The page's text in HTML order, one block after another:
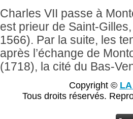
Charles VII passe à
est prieur de Saint-
1566). Par la suite, les
après l’échange de
(1718), la cité du Bas-
Copyright ©
Tous droits réservés.